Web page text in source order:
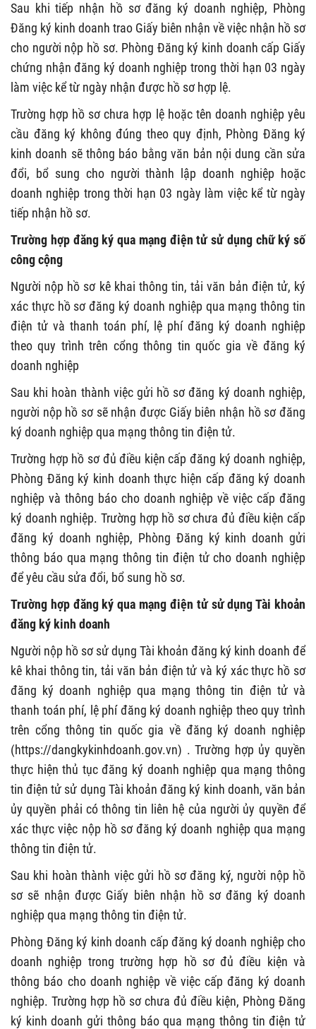
Sau khi tiếp nhận hồ sơ đăng ký doanh nghiệp, Phòng
Đăng ký kinh doanh trao Giấy biên nhận về việc nhận hồ sơ
cho người nộp hồ sơ. Phòng Đăng ký kinh doanh cấp Giấy
chứng nhận đăng ký doanh nghiệp trong thời hạn 03 ngày
làm việc kể từ ngày nhận được hồ sơ hợp lệ.
Trường hợp hồ sơ chưa hợp lệ hoặc tên doanh nghiệp yêu
cầu đăng ký không đúng theo quy định, Phòng Đăng ký
kinh doanh sẽ thông báo bằng văn bản nội dung cần sửa
đổi, bổ sung cho người thành lập doanh nghiệp hoặc
doanh nghiệp trong thời hạn 03 ngày làm việc kể từ ngày
tiếp nhận hồ sơ.
Trường hợp đăng ký qua mạng điện tử sử dụng chữ ký số
công cộng
Người nộp hồ sơ kê khai thông tin, tải văn bản điện tử, ký
xác thực hồ sơ đăng ký doanh nghiệp qua mạng thông tin
điện tử và thanh toán phí, lệ phí đăng ký doanh nghiệp
theo quy trình trên cổng thông tin quốc gia về đăng ký
doanh nghiệp
Sau khi hoàn thành việc gửi hồ sơ đăng ký doanh nghiệp,
người nộp hồ sơ sẽ nhận được Giấy biên nhận hồ sơ đăng
ký doanh nghiệp qua mạng thông tin điện tử.
Trường hợp hồ sơ đủ điều kiện cấp đăng ký doanh nghiệp,
Phòng Đăng ký kinh doanh thực hiện cấp đăng ký doanh
nghiệp và thông báo cho doanh nghiệp về việc cấp đăng
ký doanh nghiệp. Trường hợp hồ sơ chưa đủ điều kiện cấp
đăng ký doanh nghiệp, Phòng Đăng ký kinh doanh gửi
thông báo qua mạng thông tin điện tử cho doanh nghiệp
để yêu cầu sửa đổi, bổ sung hồ sơ.
Trường hợp đăng ký qua mạng điện tử sử dụng Tài khoản
đăng ký kinh doanh
Người nộp hồ sơ sử dụng Tài khoản đăng ký kinh doanh để
kê khai thông tin, tải văn bản điện tử và ký xác thực hồ sơ
đăng ký doanh nghiệp qua mạng thông tin điện tử và
thanh toán phí, lệ phí đăng ký doanh nghiệp theo quy trình
trên cổng thông tin quốc gia về đăng ký doanh nghiệp
(https://dangkykinhdoanh.gov.vn) . Trường hợp ủy quyền
thực hiện thủ tục đăng ký doanh nghiệp qua mạng thông
tin điện tử sử dụng Tài khoản đăng ký kinh doanh, văn bản
ủy quyền phải có thông tin liên hệ của người ủy quyền để
xác thực việc nộp hồ sơ đăng ký doanh nghiệp qua mạng
thông tin điện tử.
Sau khi hoàn thành việc gửi hồ sơ đăng ký, người nộp hồ
sơ sẽ nhận được Giấy biên nhận hồ sơ đăng ký doanh
nghiệp qua mạng thông tin điện tử.
Phòng Đăng ký kinh doanh cấp đăng ký doanh nghiệp cho
doanh nghiệp trong trường hợp hồ sơ đủ điều kiện và
thông báo cho doanh nghiệp về việc cấp đăng ký doanh
nghiệp. Trường hợp hồ sơ chưa đủ điều kiện, Phòng Đăng
ký kinh doanh gửi thông báo qua mạng thông tin điện tử